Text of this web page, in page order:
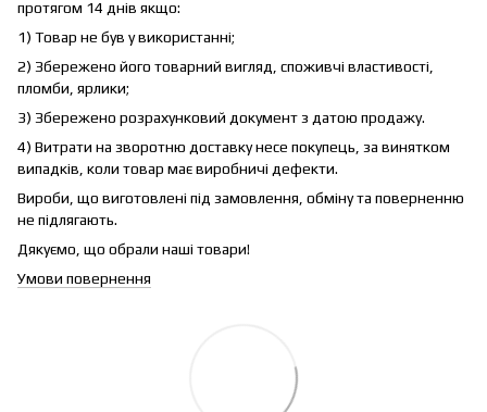
протягом 14 днів якщо:
1) Товар не був у використанні;
2) Збережено його товарний вигляд, споживчі властивості,
пломби, ярлики;
3) Збережено розрахунковий документ з датою продажу.
4) Витрати на зворотню доставку несе покупець, за винятком
випадків, коли товар має виробничі дефекти.
Вироби, що виготовлені під замовлення, обміну та поверненню
не підлягають.
Дякуємо, що обрали наші товари!
Умови повернення